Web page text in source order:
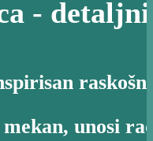
-
unosi